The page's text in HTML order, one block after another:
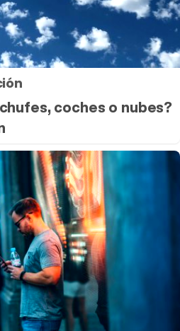
coches o nubes?